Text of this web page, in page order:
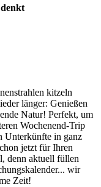
kitzeln
länger: Genießen
Natur! Perfekt, um
Wochenend-Trip
Unterkünfte in ganz
jetzt für Ihren
denn aktuell füllen
wir
Zeit!